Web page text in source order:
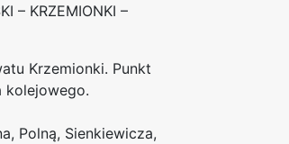
– KRZEMIONKI –
Krzemionki. Punkt
Polną, Sienkiewicza,